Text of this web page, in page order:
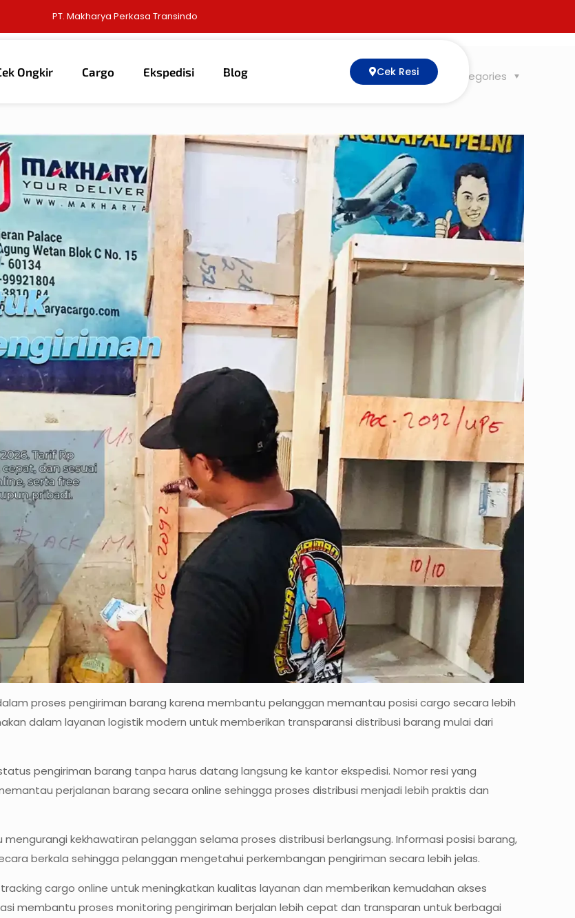
PT. Makharya Perkasa Transindo
Ongkir Cargo Ekspedisi Blog Cek Resi Categories
Tags
proses pengiriman barang karena membantu pelanggan memantau posisi cargo secara lebih
dalam layanan logistik modern untuk memberikan transparansi distribusi barang mulai dari
pengiriman barang tanpa harus datang langsung ke kantor ekspedisi. Nomor resi yang
perjalanan barang secara online sehingga proses distribusi menjadi lebih praktis dan
kekhawatiran pelanggan selama proses distribusi berlangsung. Informasi posisi barang,
berkala sehingga pelanggan mengetahui perkembangan pengiriman secara lebih jelas.
cargo online untuk meningkatkan kualitas layanan dan memberikan kemudahan akses
membantu proses monitoring pengiriman berjalan lebih cepat dan transparan untuk berbagai